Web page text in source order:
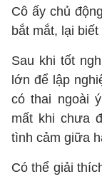
Cô ấy chủ
bắt mắt, lại
Sau khi tốt
lớn để lập
có thai ngoài
mất khi chưa
tình cảm giữa
Có thể giải